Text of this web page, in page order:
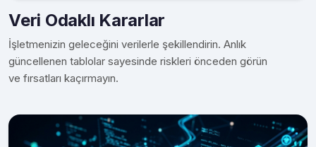
Veri Odaklı Kararlar
İşletmenizin geleceğini verilerle şekillendirin. Anlık
güncellenen tablolar sayesinde riskleri önceden görün
ve fırsatları kaçırmayın.